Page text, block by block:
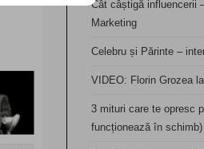
Cât câștigă influencerii
Marketing
Celebru și Părinte –
VIDEO: Florin Grozea
3 mituri care te opresc
funcționează în schimb)